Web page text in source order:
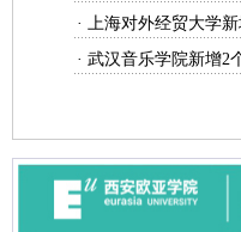
· 上海对外经贸大学新
· 武汉音乐学院新增2